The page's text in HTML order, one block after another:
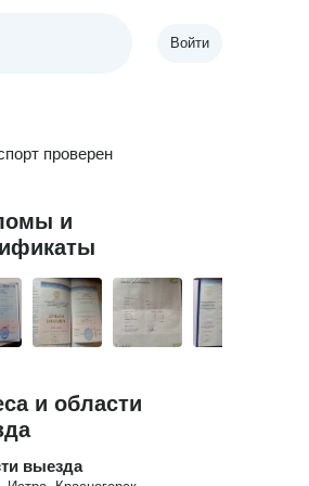
Войти
проверен
и
и области
выезда